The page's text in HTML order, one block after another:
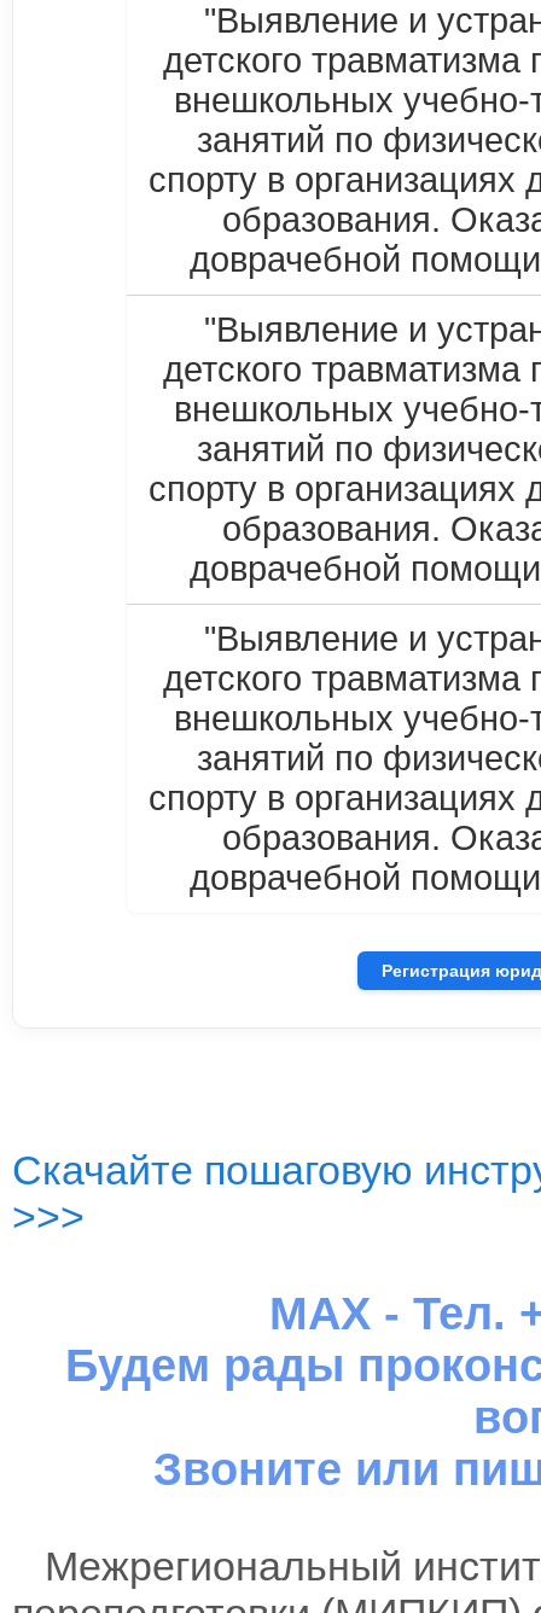
"Выявление и
детского травматизма
внешкольных учебно-
занятий по
спорту в организациях
образования.
доврачебной
"Выявление и
детского травматизма
внешкольных учебно-
занятий по
спорту в организациях
образования.
доврачебной
"Выявление и
детского травматизма
внешкольных учебно-
занятий по
спорту в организациях
образования.
доврачебной
Регистрация
Скачайте пошаговую
>>>
MAX - Тел.
Будем рады
Звоните или
Межрегиональный